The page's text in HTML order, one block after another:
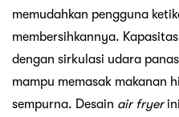
memudahkan pengguna
membersihkannya.
dengan sirkulasi udara
mampu memasak makanan
sempurna. Desain air fryer